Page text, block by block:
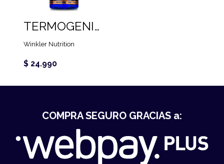
TERMOGENICO CAFEINA CHRONOS 250 MG (120 CAPS)
Winkler Nutrition
$ 24.990
COMPRA SEGURO GRACIAS a: